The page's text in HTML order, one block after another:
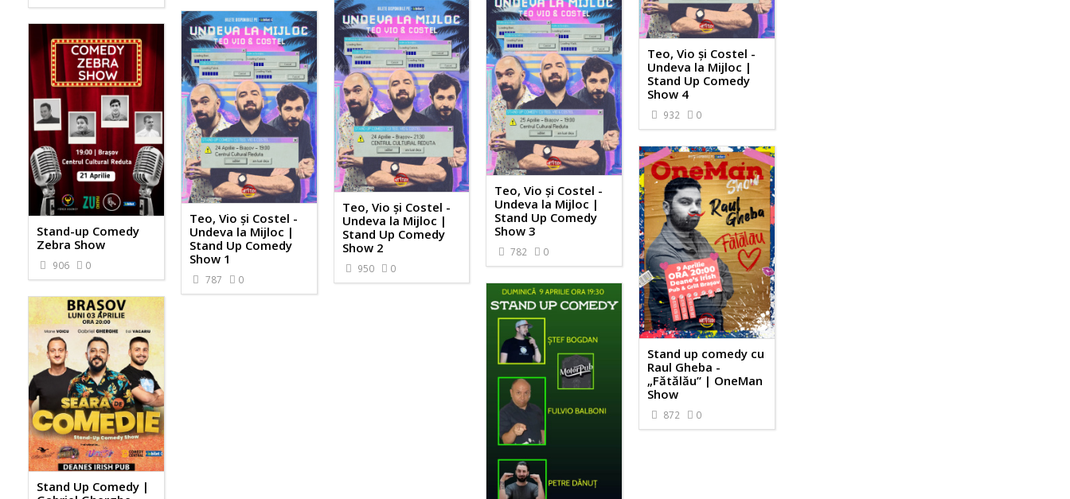
Teo, Vio și Costel -
Undeva la Mijloc |
Stand Up Comedy
Show 4
932 0
Teo, Vio și Costel -
Undeva la Mijloc |
Stand Up Comedy
Show 3
782 0
Teo, Vio și Costel -
Undeva la Mijloc |
Stand Up Comedy
Show 2
950 0
Teo, Vio și Costel -
Undeva la Mijloc |
Stand Up Comedy
Show 1
787 0
Stand-up Comedy
Zebra Show
906 0
Stand up comedy cu
Raul Gheba -
„Fătălău” | OneMan
Show
872 0
Stand Up Comedy |